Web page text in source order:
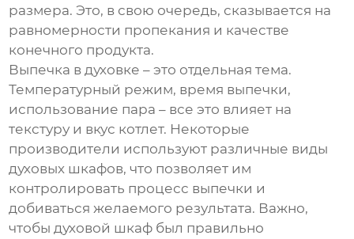
размера. Это, в свою очередь, сказывается на
равномерности пропекания и качестве
конечного продукта.
Выпечка в духовке – это отдельная тема.
Температурный режим, время выпечки,
использование пара – все это влияет на
текстуру и вкус котлет. Некоторые
производители используют различные виды
духовых шкафов, что позволяет им
контролировать процесс выпечки и
добиваться желаемого результата. Важно,
чтобы духовой шкаф был правильно